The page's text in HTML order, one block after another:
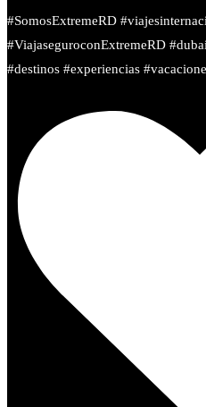
#SomosExtremeRD
#ViajaseguroconExtremeRD
#destinos #experiencias